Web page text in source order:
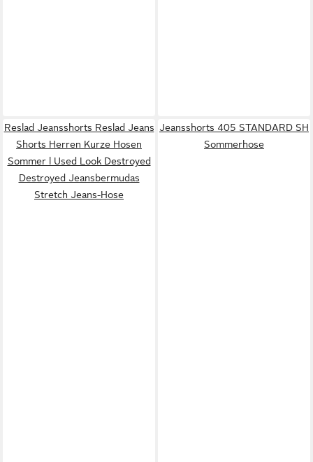
Reslad Jeansshorts Reslad Jeans
Shorts Herren Kurze Hosen
Sommer l Used Look Destroyed
Destroyed Jeansbermudas
Stretch Jeans-Hose
Jeansshorts 405 STANDARD SH
Sommerhose